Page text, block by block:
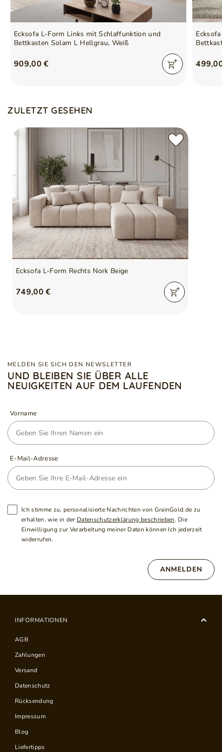
Ecksofa L-Form Links mit Schlaffunktion und
Bettkasten Solam L Hellgrau, Weiß
909,00 €
ZULETZT GESEHEN
Ecksofa L-Form Rechts Nork Beige
749,00 €
MELDEN SIE SICH DEN NEWSLETTER
UND BLEIBEN SIE ÜBER ALLE
NEUIGKEITEN AUF DEM LAUFENDEN
Vorname
E-Mail-Adresse
Ich stimme zu, personalisierte Nachrichten von GrainGold.de zu
erhalten, wie in der Datenschutzerklärung beschrieben. Die
Einwilligung zur Verarbeitung meiner Daten können Ich jederzeit
widerrufen.
ANMELDEN
INFORMATIONEN
AGB
Zahlungen
Versand
Datenschutz
Rücksendung
Impressum
Blog
Liefertipps